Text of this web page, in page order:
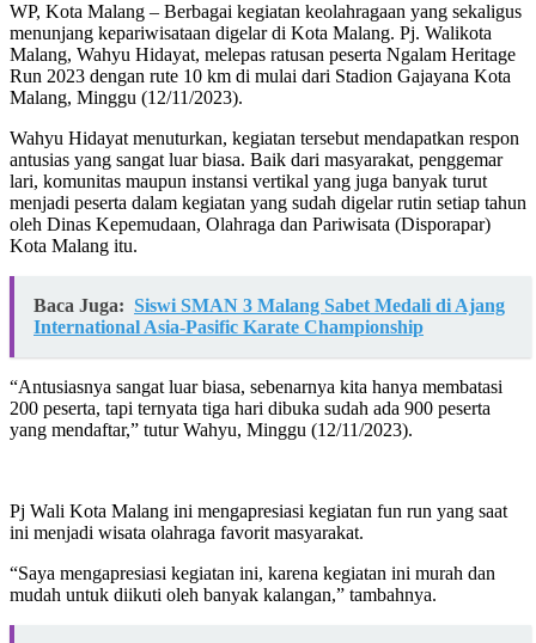
WP, Kota Malang – Berbagai kegiatan keolahragaan yang sekaligus
menunjang kepariwisataan digelar di Kota Malang. Pj. Walikota
Malang, Wahyu Hidayat, melepas ratusan peserta Ngalam Heritage
Run 2023 dengan rute 10 km di mulai dari Stadion Gajayana Kota
Malang, Minggu (12/11/2023).
Wahyu Hidayat menuturkan, kegiatan tersebut mendapatkan respon
antusias yang sangat luar biasa. Baik dari masyarakat, penggemar
lari, komunitas maupun instansi vertikal yang juga banyak turut
menjadi peserta dalam kegiatan yang sudah digelar rutin setiap tahun
oleh Dinas Kepemudaan, Olahraga dan Pariwisata (Disporapar)
Kota Malang itu.
Baca Juga: Siswi SMAN 3 Malang Sabet Medali di Ajang
International Asia-Pasific Karate Championship
“Antusiasnya sangat luar biasa, sebenarnya kita hanya membatasi
200 peserta, tapi ternyata tiga hari dibuka sudah ada 900 peserta
yang mendaftar,” tutur Wahyu, Minggu (12/11/2023).
Pj Wali Kota Malang ini mengapresiasi kegiatan fun run yang saat
ini menjadi wisata olahraga favorit masyarakat.
“Saya mengapresiasi kegiatan ini, karena kegiatan ini murah dan
mudah untuk diikuti oleh banyak kalangan,” tambahnya.